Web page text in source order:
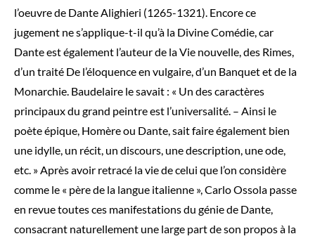
l’oeuvre de Dante Alighieri (1265-1321). Encore ce
jugement ne s’applique-t-il qu’à la Divine Comédie, car
Dante est également l’auteur de la Vie nouvelle, des Rimes,
d’un traité De l’éloquence en vulgaire, d’un Banquet et de la
Monarchie. Baudelaire le savait : « Un des caractères
principaux du grand peintre est l’universalité. – Ainsi le
poète épique, Homère ou Dante, sait faire également bien
une idylle, un récit, un discours, une description, une ode,
etc. » Après avoir retracé la vie de celui que l’on considère
comme le « père de la langue italienne », Carlo Ossola passe
en revue toutes ces manifestations du génie de Dante,
consacrant naturellement une large part de son propos à la